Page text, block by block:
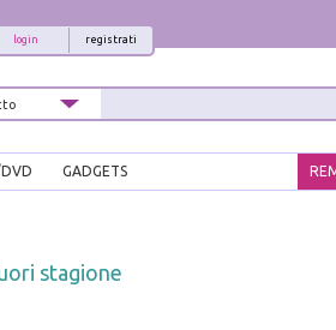
registrati
login
GADGETS
stagione